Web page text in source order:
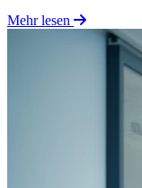
Mehr lesen